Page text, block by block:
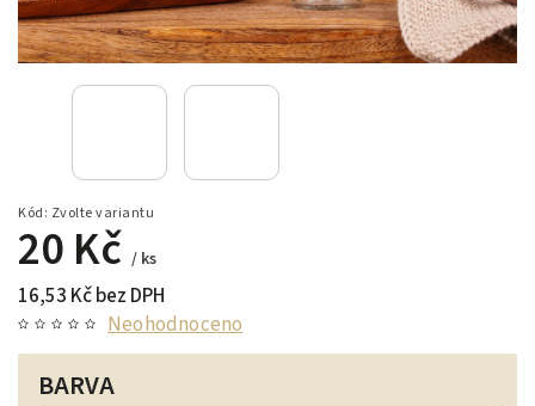
Kód: Zvolte variantu
20 Kč / ks
16,53 Kč bez DPH
Neohodnoceno
BARVA